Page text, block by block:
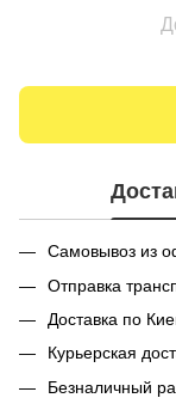
Самовывоз из
Отправка
Доставка по
Курьерская
Безналичный